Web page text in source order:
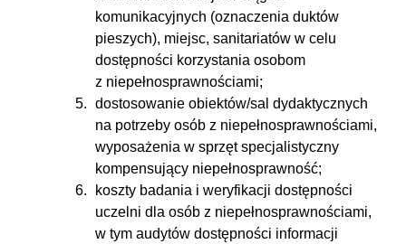
komunikacyjnych (oznaczenia duktów
pieszych), miejsc, sanitariatów w celu
dostępności korzystania osobom
z niepełnosprawnościami;
dostosowanie obiektów/sal dydaktycznych
na potrzeby osób z niepełnosprawnościami,
wyposażenia w sprzęt specjalistyczny
kompensujący niepełnosprawność;
koszty badania i weryfikacji dostępności
uczelni dla osób z niepełnosprawnościami,
w tym audytów dostępności informacji